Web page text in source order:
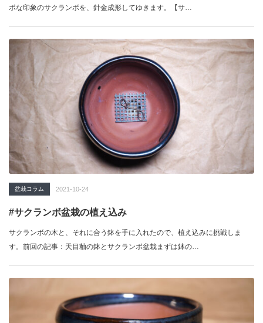
ポな印象のサクランボを、針金成形してゆきます。【サ…
盆栽コラム 2021-10-24
#サクランボ盆栽の植え込み
サクランボの木と、それに合う鉢を手に入れたので、植え込みに挑戦しま
す。前回の記事：天目釉の鉢とサクランボ盆栽まずは鉢の…